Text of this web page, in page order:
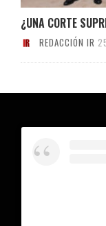
¿UNA CORTE
REDACCIÓN IR